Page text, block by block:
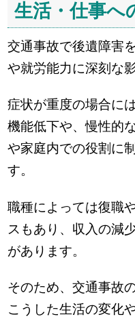
生活・仕事へ
交通事故で後遺障害
や就労能力に深刻な
症状が重度の場合に
機能低下や、慢性的
や家庭内での役割に
す。
職種によっては復職
スもあり、収入の減
があります。
そのため、交通事故
こうした生活の変化